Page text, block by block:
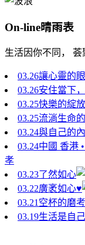
On-line晴雨表
生活因你不同，
03.26讓心靈的
03.26安住當下
03.25快樂的綻
03.25流淌生命
03.24與自己的
03.24中國 香港
孝
03.23了然如心
03.22廣袤如心♥
03.21空杯的磨考
03.19生活是自